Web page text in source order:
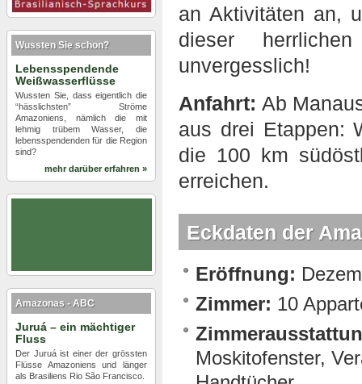
an Aktivitäten an,
dieser
unvergesslich!
Anfahrt: Ab
aus drei Etappen:
die 100 km
erreichen.
Eckdaten der
Eröffnung:
Zimmer: 10
Moskitofenster,
Wussten Sie schon?
Lebensspendende
Weißwasserflüsse
Wussten Sie, dass eigentlich die
“hässlichsten” Ströme
Amazoniens, nämlich die mit
lehmig trübem Wasser, die
lebensspendenden für die Region
sind?
mehr darüber erfahren »
Amazonas - ABC
Juruá – ein mächtiger
Fluss
Der Juruá ist einer der grössten
Flüsse Amazoniens und länger
als Brasiliens Rio São Francisco.